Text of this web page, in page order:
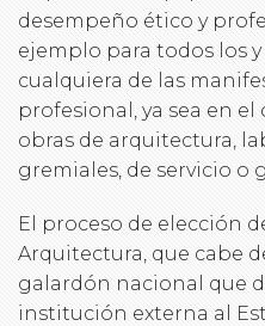
desempeño ético y
ejemplo para todos los
cualquiera de las
profesional, ya sea en
obras de arquitectura,
gremiales, de servicio o
El proceso de elección
Arquitectura, que cabe
galardón nacional que
institución externa al